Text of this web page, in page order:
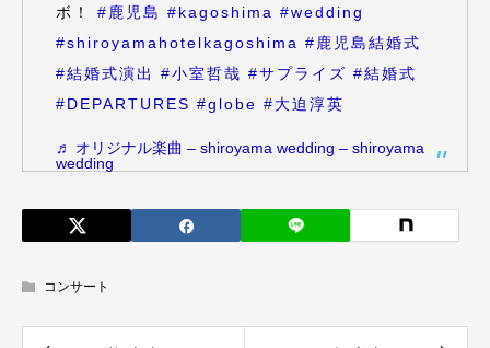
ボ！ #鹿児島 #kagoshima #wedding
#shiroyamahotelkagoshima #鹿児島結婚式
#結婚式演出
#小室哲哉 #サプライズ #結婚式
#DEPARTURES #globe #大迫淳英
♬ オリジナル楽曲 – shiroyama wedding – shiroyama
wedding
コンサート